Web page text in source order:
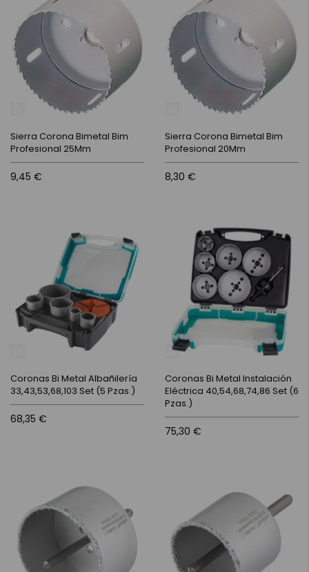
Sierra Corona Bimetal Bim
Profesional 25Mm
9,45 €
Sierra Corona Bimetal Bim
Profesional 20Mm
8,30 €
Coronas Bi Metal Albañilería
33,43,53,68,103 Set (5 Pzas.)
68,35 €
Coronas Bi Metal Instalación
Eléctrica 40,54,68,74,86 Set (6
Pzas.)
75,30 €